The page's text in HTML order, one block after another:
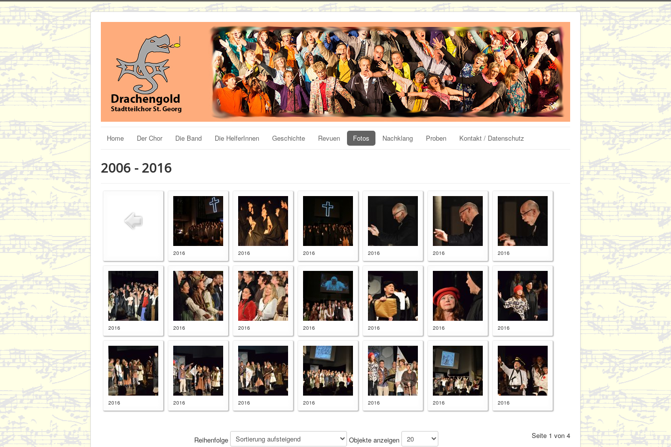
Home Der Chor Die Band Die HelferInnen Geschichte Revuen Fotos Nachklang Proben Kontakt / Datenschutz
2006 - 2016
2016 2016 2016 2016 2016 2016
2016 2016 2016 2016 2016 2016 2016
2016 2016 2016 2016 2016 2016 2016
Reihenfolge Objekte anzeigen Seite 1 von 4